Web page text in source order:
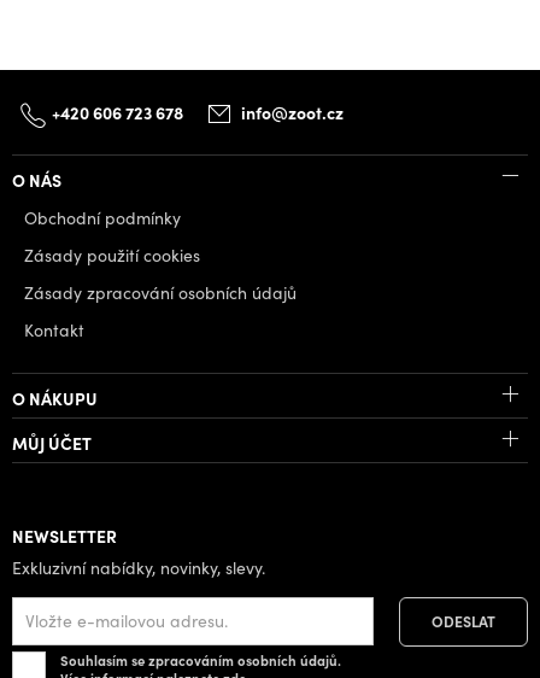
+420 606 723 678 info@zoot.cz
O NÁS
Obchodní podmínky
Zásady použití cookies
Zásady zpracování osobních údajů
Kontakt
O NÁKUPU
MŮJ ÚČET
NEWSLETTER
Exkluzivní nabídky, novinky, slevy.
Souhlasím se zpracováním osobních údajů.